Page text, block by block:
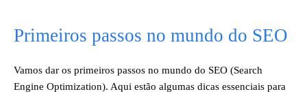
Primeiros passos no mundo do SEO
Vamos dar os primeiros passos no mundo do SEO (Search
Engine Optimization). Aqui estão algumas dicas essenciais para